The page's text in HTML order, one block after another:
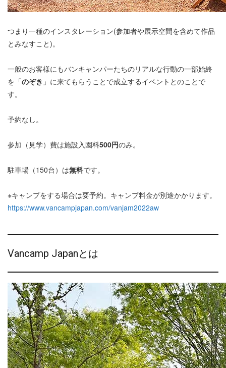
つまり一種のインスタレーション(参加者や展示空間を含めて作品
とみなすこと)。
一般のお客様にもバンキャンパーたちのリアルな行動の一部始終
を「のぞき 」に来てもらうことで成立するイベントとのことで
す。
予約なし。
参加（見学）費は施設入園料500円のみ。
駐車場（150台）は無料です。
※キャンプをする場合は要予約。キャンプ料金が別途かかります。
https://www.vancampjapan.com/vanjam2022aw
Vancamp Japanとは